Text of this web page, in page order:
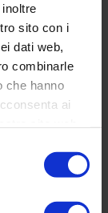
sito con i
dati web,
combinarle
che hanno
ai
Edition